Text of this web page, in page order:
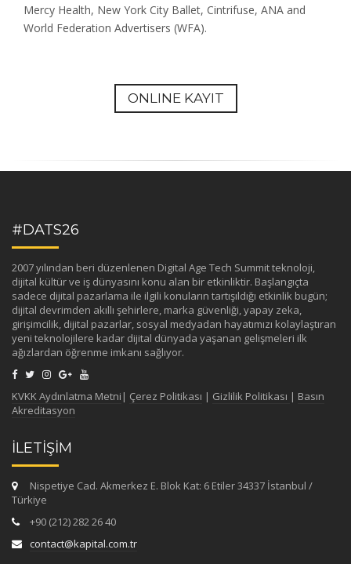
Mercy Health, New York City Ballet, Cintrifuse, ANA and
World Federation Advertisers (WFA).
ONLINE KAYIT
#DATS26
2007 yılından beri düzenlenen Digital Age Tech Summit teknoloji,
dijital kültür ve iş dünyasını konu alan bir etkinliktir. Başlangıçta
sadece dijital pazarlama ile ilgili konuların tartışıldığı etkinlik bugün;
dijital devrimden akıllı şehirlere, marka güvenliği, yapay zeka,
girişimcilik, dijital pazarlar, sosyal medyadan hayatımızı kolaylaştıran
yeni teknolojilere kadar dijital dünyada yaşanan gelişmeleri ilk
ağızlardan öğrenme imkanı sağlıyor.
KVKK Aydınlatma Metni | Çerez Politikası | Gizlilik Politikası | Basın
Akreditasyon
İLETİŞİM
Nispetiye Cad. Akmerkez E. Blok Kat: 6 Etiler 34337 İstanbul /
Türkiye
+90 (212) 282 26 40
contact@kapital.com.tr